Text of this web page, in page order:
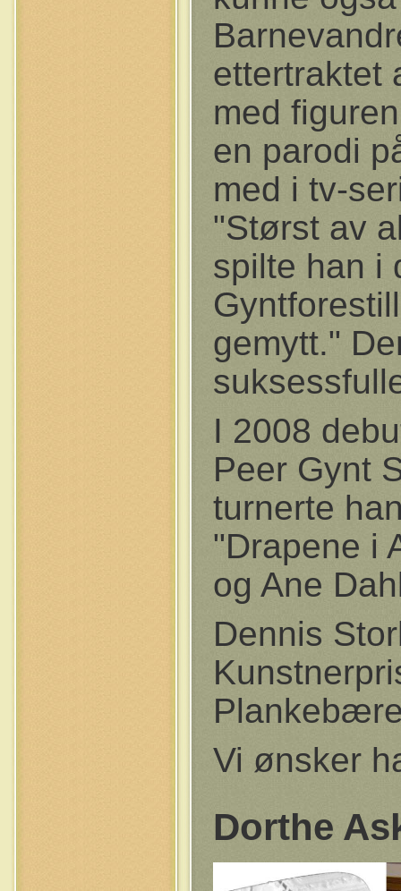
ettertraktet
med
en parodi
med i tv-
"Størst av
spilte han i
gemytt."
I 2008
Peer Gynt
turnerte
"Drapene i
og Ane
Dennis
Vi ønsker
Dorthe